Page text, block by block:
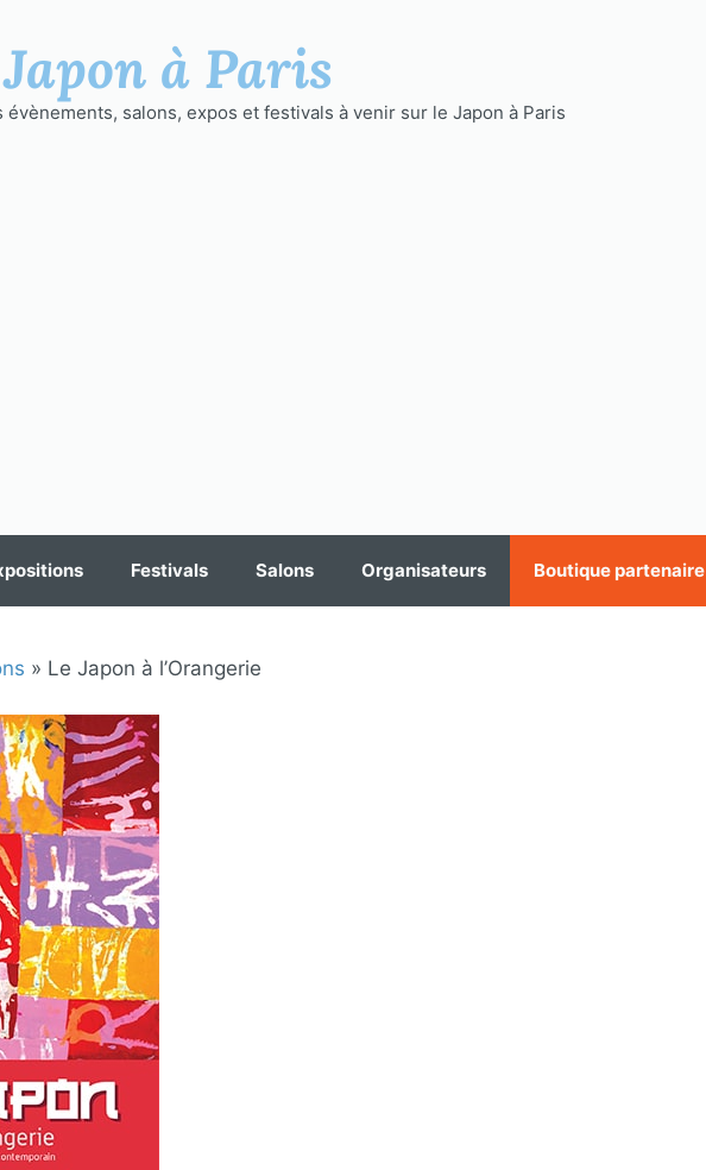
à Paris
évènements, salons, expos et festivals à venir sur le Japon à Paris
Festivals Salons Organisateurs Boutique partenaire
» Le Japon à l’Orangerie